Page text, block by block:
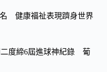
名 健康福祉表現躋身世界
二度締6屆進球神紀錄 葡